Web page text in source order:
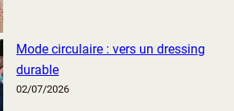
Mode circulaire : vers un dressing
durable
02/07/2026